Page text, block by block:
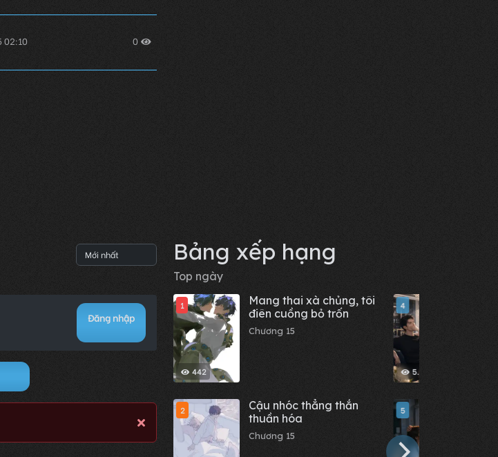
02:10 0
Đăng nhập
Bảng xếp hạng
Top ngày
442
1
Mang thai xà chủng, tôi
điên cuồng bỏ trốn
Chương 15
2
Cậu nhóc thẳng thắn
thuần hóa
Chương 15
5.59 K
4
5